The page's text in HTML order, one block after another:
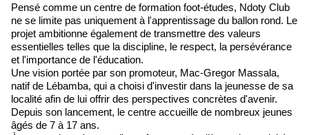
Pensé comme un centre de formation foot-études, Ndoty Club
ne se limite pas uniquement à l'apprentissage du ballon rond. Le
projet ambitionne également de transmettre des valeurs
essentielles telles que la discipline, le respect, la persévérance
et l'importance de l'éducation.
Une vision portée par son promoteur, Mac-Gregor Massala,
natif de Lébamba, qui a choisi d'investir dans la jeunesse de sa
localité afin de lui offrir des perspectives concrètes d'avenir.
Depuis son lancement, le centre accueille de nombreux jeunes
âgés de 7 à 17 ans.